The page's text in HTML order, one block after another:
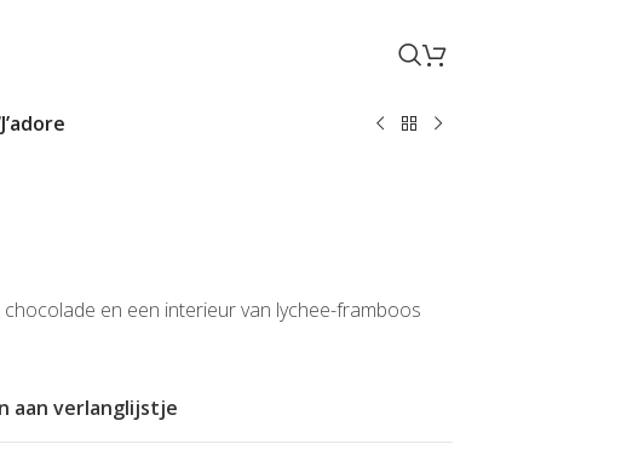
J’adore
en een interieur van lychee-framboos
aan verlanglijstje